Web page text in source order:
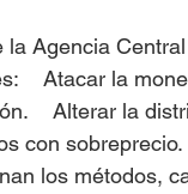
Agencia
Atacar la
Alterar la
con sobreprecio.
los métodos,